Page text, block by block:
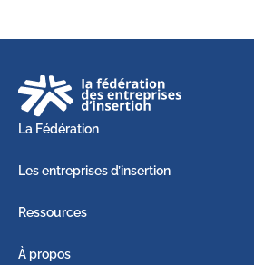
La Fédération
Les entreprises d’insertion
Ressources
À propos